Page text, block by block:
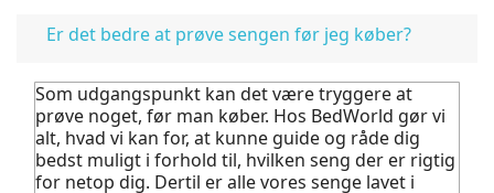
Er det bedre at prøve sengen før jeg køber?
Som udgangspunkt kan det være tryggere at
prøve noget, før man køber. Hos BedWorld gør vi
alt, hvad vi kan for, at kunne guide og råde dig
bedst muligt i forhold til, hvilken seng der er rigtig
for netop dig. Dertil er alle vores senge lavet i